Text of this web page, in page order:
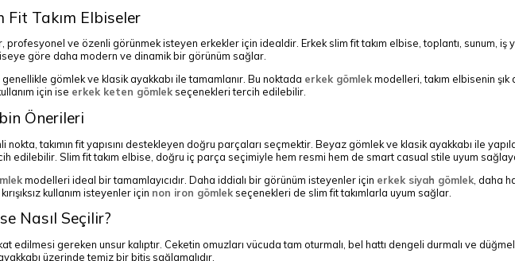
Fit Takım Elbiseler
profesyonel ve özenli görünmek isteyen erkekler için idealdir. Erkek slim fit takım elbise, toplantı, sunum,
göre daha modern ve dinamik bir görünüm sağlar.
gömlek ve klasik ayakkabı ile tamamlanır. Bu noktada erkek gömlekmodelleri, takım elbisenin
için ise erkek keten gömlek seçenekleri tercih edilebilir.
Önerileri
takımın fit yapısını destekleyen doğru parçaları seçmektir. Beyaz gömlek ve klasik ayakkabı ile
edilebilir. Slim fit takım elbise, doğru iç parça seçimiyle hem resmi hem de smart casual stile uyum
modelleri ideal bir tamamlayıcıdır. Daha iddialı bir görünüm isteyenler için erkek siyah gömlek , daha
kullanım isteyenler için non iron gömlek seçenekleri de slim fit takımlarla uyum sağlar.
Nasıl Seçilir?
edilmesi gereken unsur kalıptır. Ceketin omuzları vücuda tam oturmalı, bel hattı dengeli durmalı ve
üzerinde temiz bir bitiş sağlamalıdır.